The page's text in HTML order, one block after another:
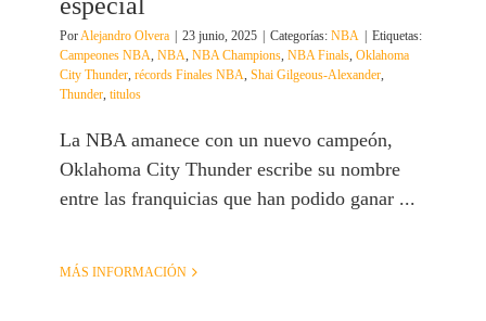
Por Alejandro Olvera | 23 junio, 2025 | Categorías: NBA | Etiquetas:
Campeones NBA NBA NBA Champions NBA Finals Oklahoma
City Thunder récords Finales NBA Shai Gilgeous-Alexander
Thunder titulos
La NBA amanece con un nuevo campeón,
Oklahoma City Thunder escribe su nombre
entre las franquicias que han podido ganar ...
MÁS INFORMACIÓN